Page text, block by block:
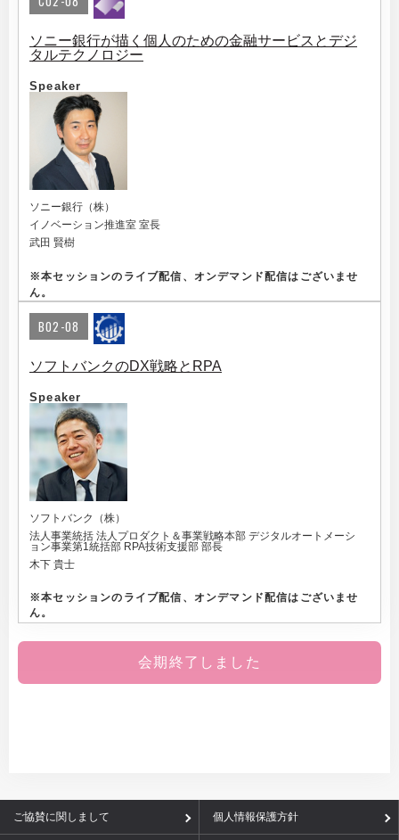
ソニー銀行が描く個人のための金融サービスとデジ
タルテクノロジー
Speaker
ソニー銀行（株）
イノベーション推進室 室長
武田 賢樹
※本セッションのライブ配信、オンデマンド配信はございませ
ん。
B02-08
ソフトバンクのDX戦略とRPA
Speaker
ソフトバンク（株）
法人事業統括 法人プロダクト＆事業戦略本部 デジタルオートメーシ
ョン事業第1統括部 RPA技術支援部 部長
木下 貴士
※本セッションのライブ配信、オンデマンド配信はございませ
ん。
会期終了しました
ご協賛に関しまして 個人情報保護方針